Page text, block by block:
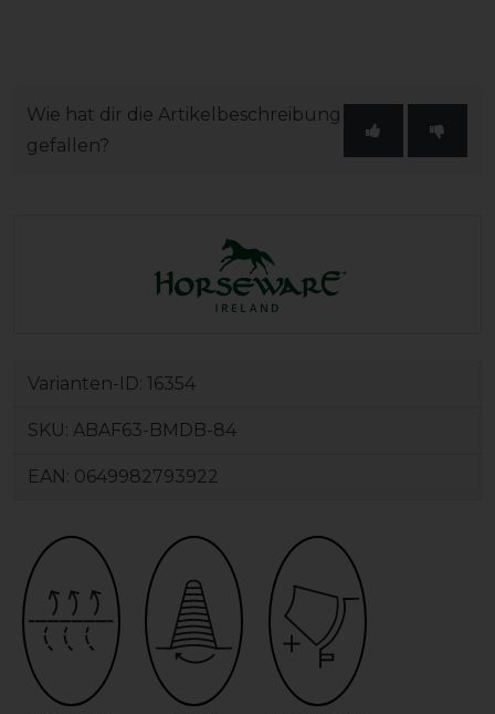
Wie hat dir die Artikelbeschreibung
gefallen?
Varianten-ID: 16354
SKU: ABAF63-BMDB-84
EAN: 0649982793922